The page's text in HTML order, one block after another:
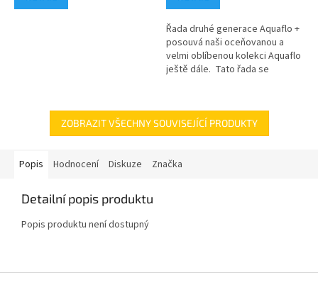
Řada druhé generace Aquaflo +
posouvá naši oceňovanou a
velmi oblíbenou kolekci Aquaflo
ještě dále. Tato řada se
tkaninou...
ZOBRAZIT VŠECHNY SOUVISEJÍCÍ PRODUKTY
Popis Hodnocení Diskuze Značka
Detailní popis produktu
Popis produktu není dostupný